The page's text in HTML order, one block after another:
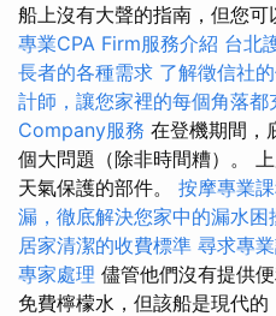
船上沒有大聲的​​指南，但您可
專業CPA Firm服務介紹 台北
長者的各種需求 了解徵信社
計師，讓您家裡的每個角落都
Company服務 在登機期間，
個大問題（除非時間糟）。
天氣保護的部件。 按摩專業
漏，徹底解決您家中的漏水困
居家清潔的收費標準 尋求專
專家處理 儘管他們沒有提供
免費檸檬水，但該船是現代